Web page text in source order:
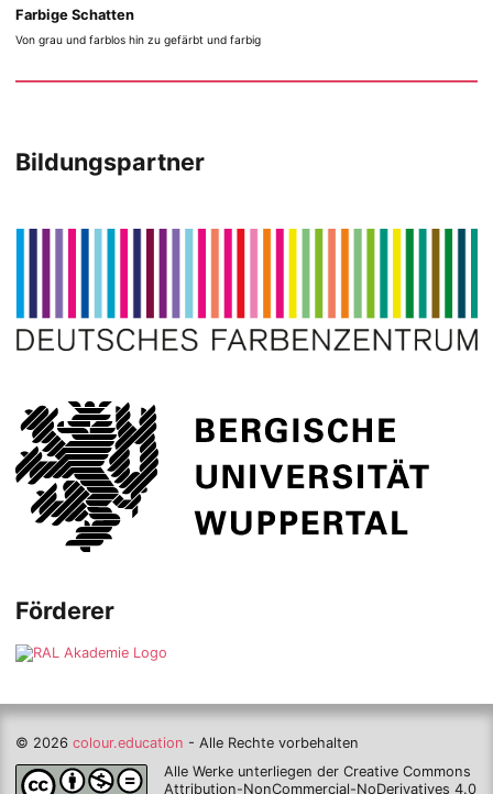
Farbige Schatten
Von grau und farblos hin zu gefärbt und farbig
Bildungspartner
Förderer
© 2026 colour.education - Alle Rechte vorbehalten
Alle Werke unterliegen der Creative Commons
Attribution-NonCommercial-NoDerivatives 4.0